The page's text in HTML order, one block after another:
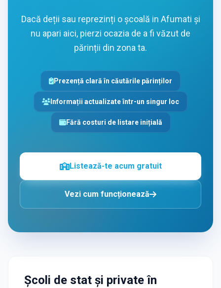
Dacă deții sau reprezinți o școală in Afumati și
nu apari aici, pierzi ocazia de a fi văzut de
părinții din zona ta.
Prezență clară în căutările părinților
Informații actualizate într-un singur loc
Fără costuri de listare inițială
Listează-te acum gratuit
Vezi cum funcționează
Școli de stat și privateîn